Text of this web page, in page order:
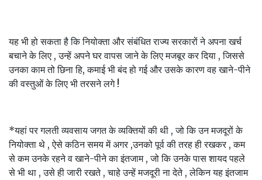
यह भी हो सकता है कि नियोक्ता और संबंधित राज्य सरकारों ने अपना खर्च
बचाने के लिए , उन्हें अपने घर वापस जाने के लिए मजबूर कर दिया , जिससे
उनका काम तो छिना हि, कमाई भी बंद हो गई और उसके कारण वह खाने-पीने
की वस्तुओं के लिए भी तरसने लगे !
*यहां पर गलती व्यवसाय जगत के व्यक्तियों की थी , जो कि उन मजदूरों के
नियोक्ता थे , ऐसे कठिन समय में अगर ,उनको पूर्व की तरह ही रखकर , कम
से कम उनके रहने व खाने-पीने का इंतजाम , जो कि उनके पास शायद पहले
से भी था , उसे ही जारी रखते , चाहे उन्हें मजदूरी ना देते , लेकिन यह इंतजाम